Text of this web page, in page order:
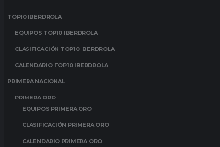
TOP10 IBERDROLA
EQUIPOS TOP10 IBERDROLA
CLASIFICACIÓN TOP10 IBERDROLA
CALENDARIO TOP10 IBERDROLA
PRIMERA NACIONAL
PRIMERA ORO
EQUIPOS PRIMERA ORO
CLASIFICACIÓN PRIMERA ORO
CALENDARIO PRIMERA ORO